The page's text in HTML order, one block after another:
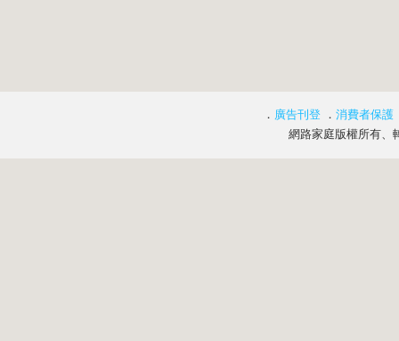
． 廣告刊登 ． 消費者保護
網路家庭版權所有、